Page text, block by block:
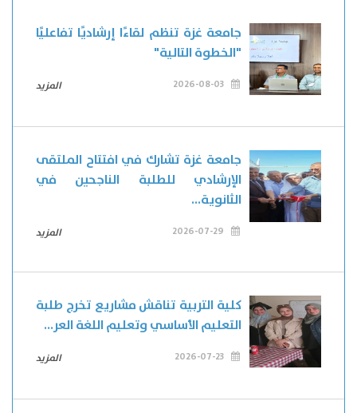
جامعة غزة تنظم لقاءًا إرشاديًا تفاعليًا
"الخطوة التالية"
2026-08-03 المزيد
جامعة غزة تشارك في افتتاح الملتقى
الإرشادي للطلبة الناجحين في
الثانوية...
2026-07-29 المزيد
كلية التربية تناقش مشاريع تخرج طلبة
التعليم الأساسي وتعليم اللغة العر...
2026-07-23 المزيد